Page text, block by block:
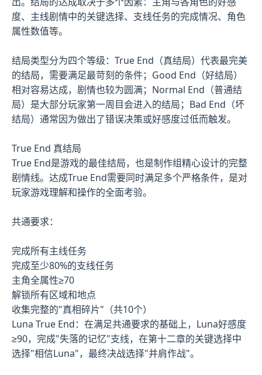
度、主线剧情中的关键选择、支线任务的完成情况、角色
属性数值等。
结局类型分为四个等级：True End（真结局）代表最完美
的结局，需要满足最苛刻的条件；Good End（好结局）
相对容易达成，剧情也较为圆满；Normal End（普通结
局）是大部分玩家第一周目会进入的结局；Bad End（坏
结局）通常因为做出了错误决策或好感度过低而触发。
True End 真结局
True End是游戏的最佳结局，也是制作组精心设计的完整
剧情线。达成True End需要同时满足多个严格条件，是对
玩家游戏理解和操作的全面考验。
共通要求：
完成所有主线任务
完成至少80%的支线任务
主角全属性≥70
解锁所有区域和地点
收集完整的"真相碎片"（共10个）
Luna True End：在满足共通要求的基础上，Luna好感度
≥90，完成"失落的记忆"支线，在第十二章的关键选择中
选择"相信Luna"，最终决战选择"并肩作战"。